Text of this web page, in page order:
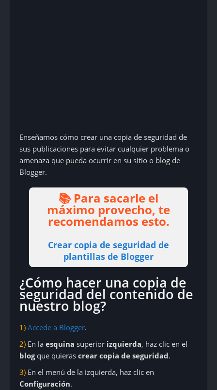
Enseñamos cómo crear una copia de seguridad de
sus publicaciones para evitar cualquier problema o
amenaza que pueda ocurrir en su sitio o blog de
Blogger.
📚 Para sacarle el
máximo provecho, te
recomendamos esto.
Crear copia de seguridad de
plantillas de Blogger
¿Cómo hacer una copia de
seguridad del contenido de
nuestro blog?
1) Accede a Blogger.
2) En la esquina superior izquierda, haz clic en el
blog que quieras crear copia de seguridad.
3) En el menú de la izquierda, haz clic en
Configuración.